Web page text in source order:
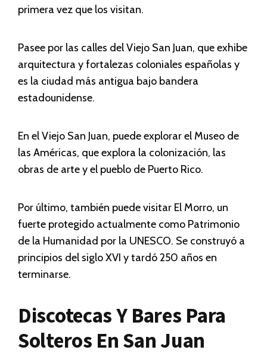
primera vez que los visitan.
Pasee por las calles del Viejo San Juan, que exhibe
arquitectura y fortalezas coloniales españolas y
es la ciudad más antigua bajo bandera
estadounidense.
En el Viejo San Juan, puede explorar el Museo de
las Américas, que explora la colonización, las
obras de arte y el pueblo de Puerto Rico.
Por último, también puede visitar El Morro, un
fuerte protegido actualmente como Patrimonio
de la Humanidad por la UNESCO. Se construyó a
principios del siglo XVI y tardó 250 años en
terminarse.
Discotecas Y Bares Para
Solteros En San Juan